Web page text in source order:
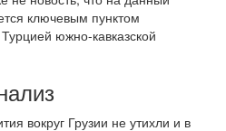
ключевым пунктом
южно-кавказской
вокруг Грузии не утихли и в